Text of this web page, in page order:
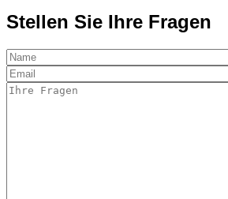
Stellen Sie Ihre Fragen